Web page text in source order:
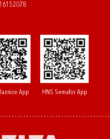
App HNS Semafor App